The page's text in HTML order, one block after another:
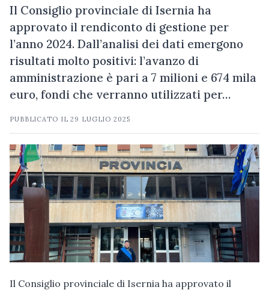
Il Consiglio provinciale di Isernia ha
approvato il rendiconto di gestione per
l’anno 2024. Dall’analisi dei dati emergono
risultati molto positivi: l’avanzo di
amministrazione è pari a 7 milioni e 674 mila
euro, fondi che verranno utilizzati per…
PUBBLICATO IL29 LUGLIO 2025
Il Consiglio provinciale di Isernia ha approvato il